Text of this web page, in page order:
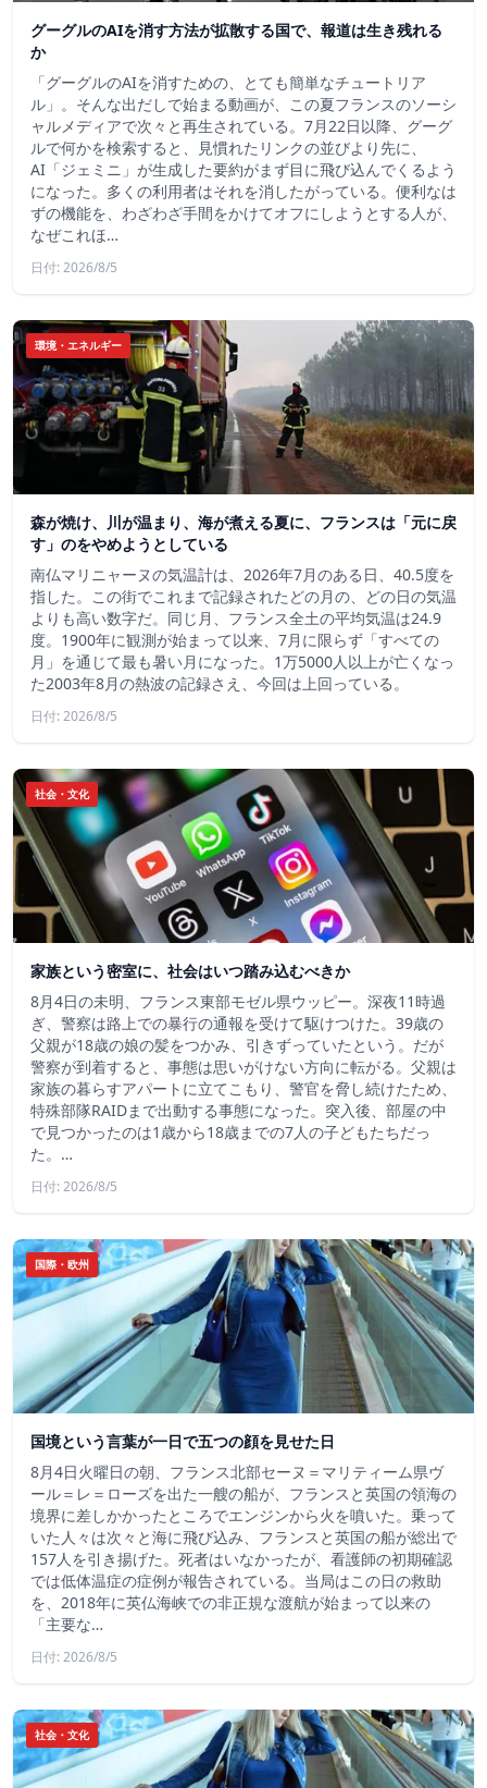
グーグルのAIを消す方法が拡散する国で、報道は生き残れる
か
「グーグルのAIを消すための、とても簡単なチュートリア
ル」。そんな出だしで始まる動画が、この夏フランスのソーシ
ャルメディアで次々と再生されている。7月22日以降、グーグ
ルで何かを検索すると、見慣れたリンクの並びより先に、
AI「ジェミニ」が生成した要約がまず目に飛び込んでくるよう
になった。多くの利用者はそれを消したがっている。便利なは
ずの機能を、わざわざ手間をかけてオフにしようとする人が、
なぜこれほ…
日付: 2026/8/5
環境・エネルギー
森が焼け、川が温まり、海が煮える夏に、フランスは「元に戻
す」のをやめようとしている
南仏マリニャーヌの気温計は、2026年7月のある日、40.5度を
指した。この街でこれまで記録されたどの月の、どの日の気温
よりも高い数字だ。同じ月、フランス全土の平均気温は24.9
度。1900年に観測が始まって以来、7月に限らず「すべての
月」を通じて最も暑い月になった。1万5000人以上が亡くなっ
た2003年8月の熱波の記録さえ、今回は上回っている。
日付: 2026/8/5
社会・文化
家族という密室に、社会はいつ踏み込むべきか
8月4日の未明、フランス東部モゼル県ウッピー。深夜11時過
ぎ、警察は路上での暴行の通報を受けて駆けつけた。39歳の
父親が18歳の娘の髪をつかみ、引きずっていたという。だが
警察が到着すると、事態は思いがけない方向に転がる。父親は
家族の暮らすアパートに立てこもり、警官を脅し続けたため、
特殊部隊RAIDまで出動する事態になった。突入後、部屋の中
で見つかったのは1歳から18歳までの7人の子どもたちだっ
た。…
日付: 2026/8/5
国際・欧州
国境という言葉が一日で五つの顔を見せた日
8月4日火曜日の朝、フランス北部セーヌ＝マリティーム県ヴ
ール＝レ＝ローズを出た一艘の船が、フランスと英国の領海の
境界に差しかかったところでエンジンから火を噴いた。乗って
いた人々は次々と海に飛び込み、フランスと英国の船が総出で
157人を引き揚げた。死者はいなかったが、看護師の初期確認
では低体温症の症例が報告されている。当局はこの日の救助
を、2018年に英仏海峡での非正規な渡航が始まって以来の
「主要な…
日付: 2026/8/5
社会・文化